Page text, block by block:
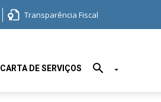
Transparência Fiscal
CARTA DE SERVIÇOS